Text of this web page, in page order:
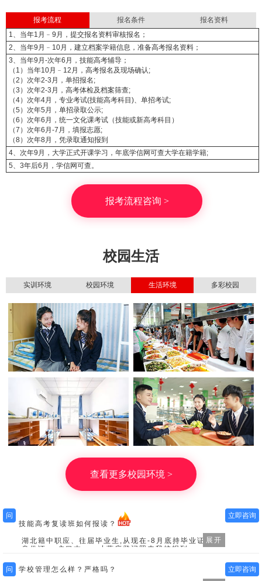
报考流程 报名条件
报名资料
1、当年1月﹣9月，提交报名资料审核报名；
2、当年9月﹣10月，建立档案学籍信息，准备高考报名资料；
3、当年9月-次年6月，技能高考辅导；
（1）当年10月﹣12月，高考报名及现场确认;
（2）次年2-3月，单招报名;
（3）次年2-3月，高考体检及档案筛查;
（4）次年4月，专业考试(技能高考科目)、单招考试;
（5）次年5月，单招录取公示;
（6）次年6月，统一文化课考试（技能或新高考科目）
（7）次年6月-7月，填报志愿;
（8）次年8月，凭录取通知报到
4、次年9月，大学正式开课学习，年底学信网可查大学在籍学籍;
5、3年后6月，学信网可查。
报考流程咨询 >
校园生活
实训环境 校园环境 生活环境 多彩校园
查看更多校园环境 >
问
技能高考复读班如何报读？
湖北籍中职应、往届毕业生,从现在-8月底持毕业证、
身份证、 户口本、一寸蓝底登记照来我校报到
展开
立即咨询
问 学校管理怎么样？严格吗？ 立即咨询